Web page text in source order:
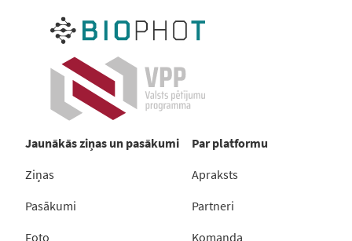
Jaunākās ziņas un pasākumi
Ziņas
Pasākumi
Foto
Par platformu
Apraksts
Partneri
Komanda